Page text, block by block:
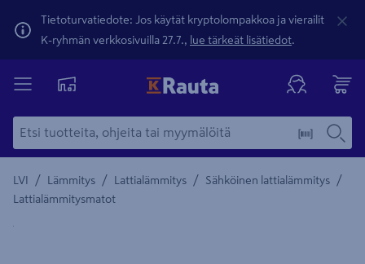
Tietoturvatiedote: Jos käytät kryptolompakkoa ja vierailit
K-ryhmän verkkosivuilla 27.7., lue tärkeät lisätiedot.
LVI / Lämmitys / Lattialämmitys / Sähköinen lattialämmitys /
Lattialämmitysmatot
Yksityiskohtainen kuvaus löytyy Tuotteen kuvaus -